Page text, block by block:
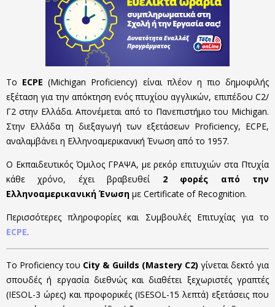
Το ECPE (Michigan Proficiency) είναι πλέον η πιο δημοφιλής
εξέταση για την απόκτηση ενός πτυχίου αγγλικών, επιπέδου C2/
Γ2 στην Ελλάδα. Απονέμεται από το Πανεπιστήμιο του Michigan.
Στην Ελλάδα τη διεξαγωγή των εξετάσεων Proficiency, ECPE,
αναλαμβάνει η Ελληνοαμερικανική Ένωση από το 1957.
Ο Εκπαιδευτικός Όμιλος ΓΡΑΨΑ, με ρεκόρ επιτυχιών στα Πτυχία
κάθε χρόνο, έχει βραβευθεί 2 φορές από την
Ελληνοαμερικανική Ένωση με Certificate of Recognition.
Περισσότερες πληροφορίες και Συμβουλές Επιτυχίας για το
ECPE.
Το Proficiency του City & Guilds (Mastery C2) γίνεται δεκτό για
σπουδές ή εργασία διεθνώς και διαθέτει ξεχωριστές γραπτές
(IESOL-3 ώρες) και προφορικές (ISESOL-15 λεπτά) εξετάσεις που